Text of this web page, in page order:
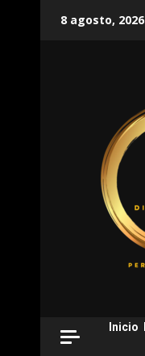
8 agosto, 2026
Inicio